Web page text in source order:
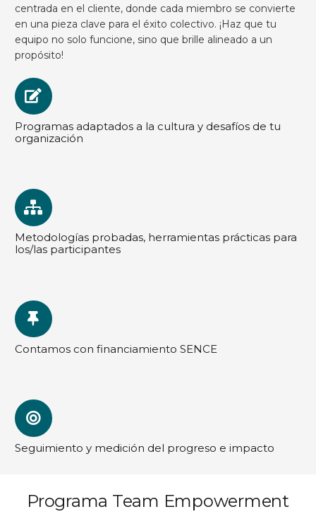
centrada en el cliente, donde cada miembro se convierte
en una pieza clave para el éxito colectivo. ¡Haz que tu
equipo no solo funcione, sino que brille alineado a un
propósito!
Programas adaptados a la cultura y desafíos de tu
organización
Metodologías probadas, herramientas prácticas para
los/las participantes
Contamos con financiamiento SENCE
Seguimiento y medición del progreso e impacto
Programa Team Empowerment